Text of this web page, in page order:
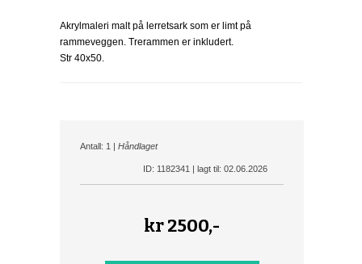
Akrylmaleri malt på lerretsark som er limt på
rammeveggen. Trerammen er inkludert.
Str 40x50.
Antall: 1 | Håndlaget
ID: 1182341 | lagt til: 02.06.2026
kr2500,-